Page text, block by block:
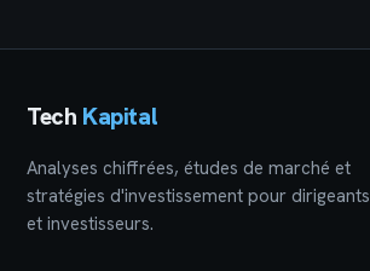
Tech Kapital
Analyses chiffrées, études de marché et
stratégies d'investissement pour dirigeants
et investisseurs.